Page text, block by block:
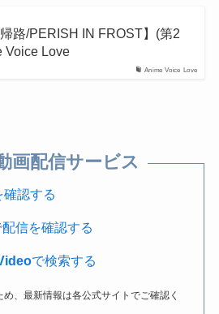
Anime Voice Love
路/PERISH IN FROST】(第2
Voice Love
画配信サービス
確認する
配信を確認する
で検索する
、最新情報は各公式サイトでご確認く